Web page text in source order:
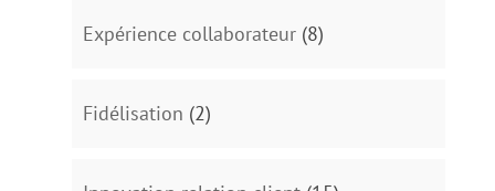
Expérience collaborateur(8)
Fidélisation (2)